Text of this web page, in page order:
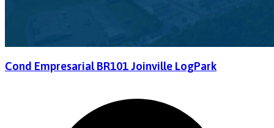
Cond Empresarial BR101 Joinville LogPark